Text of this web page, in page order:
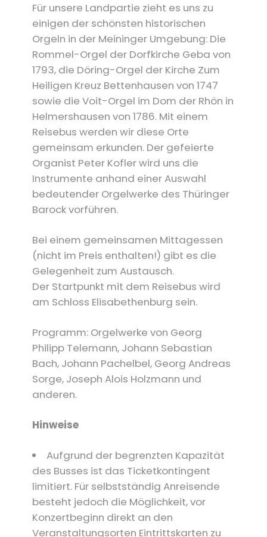
Für unsere Landpartie zieht es uns zu
einigen der schönsten historischen
Orgeln in der Meininger Umgebung: Die
Rommel-Orgel der Dorfkirche Geba von
1793, die Döring-Orgel der Kirche Zum
Heiligen Kreuz Bettenhausen von 1747
sowie die Voit-Orgel im Dom der Rhön in
Helmershausen von 1786. Mit einem
Reisebus werden wir diese Orte
gemeinsam erkunden. Der gefeierte
Organist Peter Kofler wird uns die
Instrumente anhand einer Auswahl
bedeutender Orgelwerke des Thüringer
Barock vorführen.
Bei einem gemeinsamen Mittagessen
(nicht im Preis enthalten!) gibt es die
Gelegenheit zum Austausch.
Der Startpunkt mit dem Reisebus wird
am Schloss Elisabethenburg sein.
Programm: Orgelwerke von Georg
Philipp Telemann, Johann Sebastian
Bach, Johann Pachelbel, Georg Andreas
Sorge, Joseph Alois Holzmann und
anderen.
Hinweise
Aufgrund der begrenzten Kapazität
des Busses ist das Ticketkontingent
limitiert. Für selbstständig Anreisende
besteht jedoch die Möglichkeit, vor
Konzertbeginn direkt an den
Veranstaltungsorten Eintrittskarten zu